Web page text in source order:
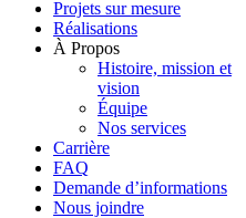
Projets sur mesure
Réalisations
À Propos
Histoire, mission et
vision
Équipe
Nos services
Carrière
FAQ
Demande d’informations
Nous joindre